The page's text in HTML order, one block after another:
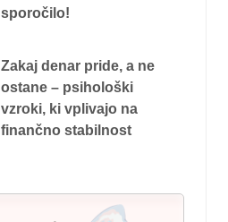
sporočilo!
Zakaj denar pride, a ne
ostane – psihološki
vzroki, ki vplivajo na
finančno stabilnost